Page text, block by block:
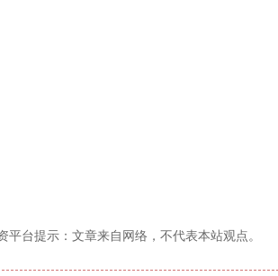
平台提示：文章来自网络，不代表本站观点。